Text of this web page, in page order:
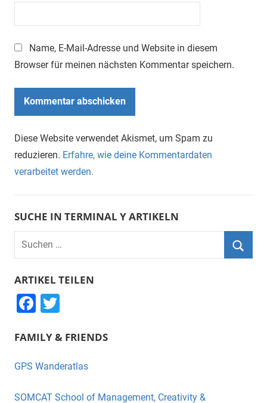
Name, E-Mail-Adresse und Website in diesem
Browser für meinen nächsten Kommentar speichern.
Diese Website verwendet Akismet, um Spam zu
reduzieren. Erfahre, wie deine Kommentardaten
verarbeitet werden.
SUCHE IN TERMINAL Y ARTIKELN
Suchen
ARTIKEL TEILEN
F
c
e
tt
er
FAMILY & FRIENDS
GPS Wanderatlas
SOMCAT School of Management, Creativity &